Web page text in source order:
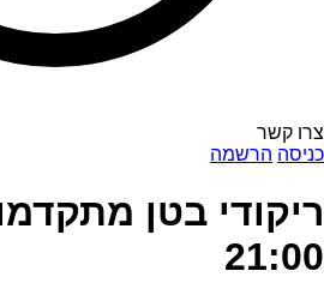
צרו קשר
כניסה הרשמה
ריקודי בטן
21:00